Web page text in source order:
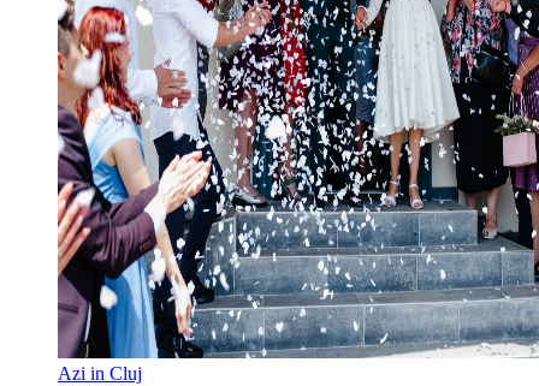
Azi in Cluj